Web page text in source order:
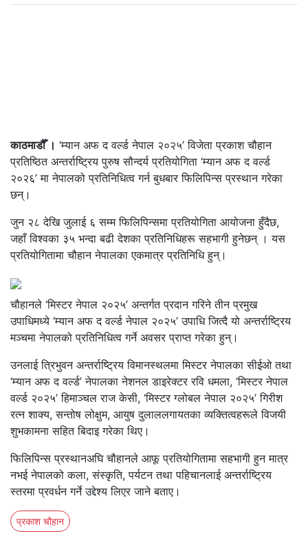
काठमाडौँ । ‘म्यान अफ द वर्ल्ड नेपाल २०२५’ विजेता प्रकाश चौहान
प्रतिष्ठित अन्तर्राष्ट्रिय पुरुष सौन्दर्य प्रतियोगिता ‘म्यान अफ द वर्ल्ड
२०२६’ मा नेपालको प्रतिनिधित्व गर्न बुधबार फिलिपिन्स प्रस्थान गरेका
छन्।
जुन २८ देखि जुलाई ६ सम्म फिलिपिन्समा प्रतियोगिता आयोजना हुँदैछ,
जहाँ विश्वका ३५ भन्दा बढी देशका प्रतिनिधिहरू सहभागी हुनेछन् । यस
प्रतियोगितामा चौहान नेपालका एकमात्र प्रतिनिधि हुन्।
चौहानले ‘मिस्टर नेपाल २०२५’ अन्तर्गत प्रदान गरिने तीन प्रमुख
उपाधिमध्ये ‘म्यान अफ द वर्ल्ड नेपाल २०२५’ उपाधि जित्दै यो अन्तर्राष्ट्रिय
मञ्चमा नेपालको प्रतिनिधित्व गर्ने अवसर प्राप्त गरेका हुन्।
उनलाई त्रिभुवन अन्तर्राष्ट्रिय विमानस्थलमा मिस्टर नेपालका सीईओ तथा
‘म्यान अफ द वर्ल्ड’ नेपालका नेशनल डाइरेक्टर रवि धमला, ‘मिस्टर नेपाल
वर्ल्ड २०२५’ हिमाञ्चल राज केसी, ‘मिस्टर ग्लोबल नेपाल २०२५’ गिरीश
रत्न शाक्य, सन्तोष लोक्षुम, आयुष दुलाललगायतका व्यक्तित्वहरूले विजयी
शुभकामना सहित बिदाइ गरेका थिए।
फिलिपिन्स प्रस्थानअघि चौहानले आफू प्रतियोगितामा सहभागी हुन मात्र
नभई नेपालको कला, संस्कृति, पर्यटन तथा पहिचानलाई अन्तर्राष्ट्रिय
स्तरमा प्रवर्धन गर्ने उद्देश्य लिएर जाने बताए।
प्रकाश चौहान